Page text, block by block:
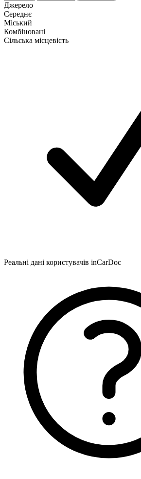
Джерело
Середнє
Міський
Комбіновані
Сільська місцевість
Реальні дані користувачів inCarDoc